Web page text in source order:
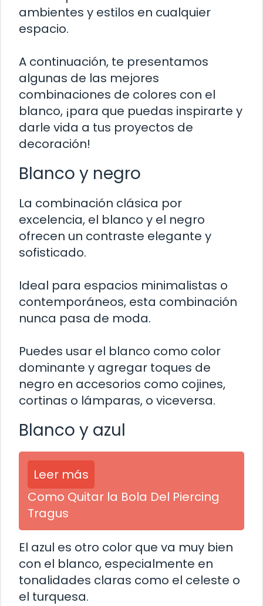
ambientes y estilos en cualquier
espacio.
A continuación, te presentamos
algunas de las mejores
combinaciones de colores con el
blanco, ¡para que puedas inspirarte y
darle vida a tus proyectos de
decoración!
Blanco y negro
La combinación clásica por
excelencia, el blanco y el negro
ofrecen un contraste elegante y
sofisticado.
Ideal para espacios minimalistas o
contemporáneos, esta combinación
nunca pasa de moda.
Puedes usar el blanco como color
dominante y agregar toques de
negro en accesorios como cojines,
cortinas o lámparas, o viceversa.
Blanco y azul
Leer más
Como Quitar la Bola Del Piercing
Tragus
El azul es otro color que va muy bien
con el blanco, especialmente en
tonalidades claras como el celeste o
el turquesa.